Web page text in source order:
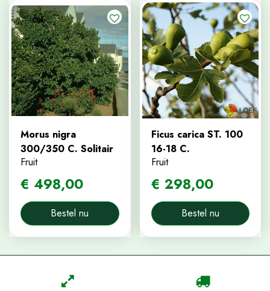
Morus nigra
300/350 C. Solitair
Fruit
€ 498,00
Bestel nu
Ficus carica ST. 100
16-18 C.
Fruit
€ 298,00
Bestel nu